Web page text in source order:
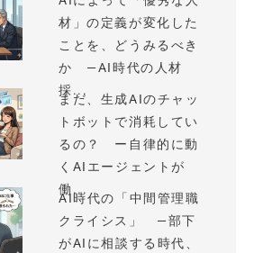
材」の定義が変化した
ことを、どうみるべき
か —AI時代の人材
採...
まだ、生成AIのチャッ
トボットで消耗してい
るの？ ー自律的に動
くAIエージェントが
働...
AI時代の「中間管理職
クライシス」 —部下
がAIに相談する時代、